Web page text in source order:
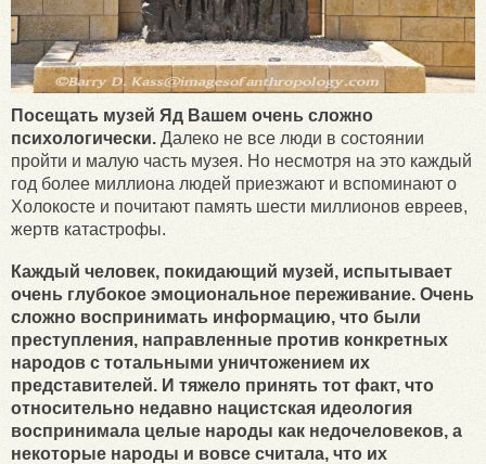
Посещать музей Яд Вашем очень сложно
психологически. Далеко не все люди в состоянии
пройти и малую часть музея. Но несмотря на это каждый
год более миллиона людей приезжают и вспоминают о
Холокосте и почитают память шести миллионов евреев,
жертв катастрофы.
Каждый человек, покидающий музей, испытывает
очень глубокое эмоциональное переживание. Очень
сложно воспринимать информацию, что были
преступления, направленные против конкретных
народов с тотальными уничтожением их
представителей. И тяжело принять тот факт, что
относительно недавно нацистская идеология
воспринимала целые народы как недочеловеков, а
некоторые народы и вовсе считала, что их